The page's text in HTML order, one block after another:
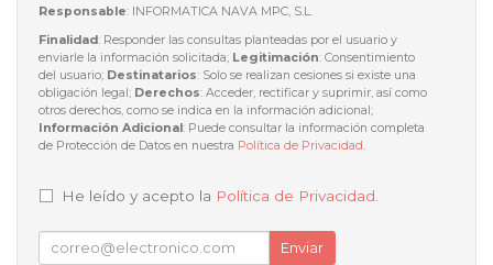
Responsable: INFORMATICA NAVA MPC, S.L.
Finalidad: Responder las consultas planteadas por el usuario y
enviarle la información solicitada; Legitimación: Consentimiento
del usuario; Destinatarios: Solo se realizan cesiones si existe una
obligación legal; Derechos: Acceder, rectificar y suprimir, así como
otros derechos, como se indica en la información adicional;
Información Adicional : Puede consultar la información completa
de Protección de Datos en nuestra Política de Privacidad.
He leído y acepto la Política de Privacidad
Enviar